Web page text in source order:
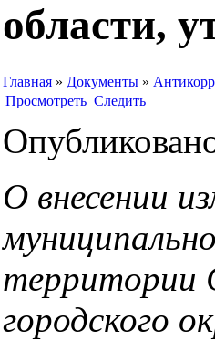
области,
Главная » Документы »
Просмотреть Следить
О внесении
территории
городского